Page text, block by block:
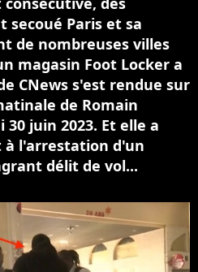
secoué Paris et sa
de nombreuses villes
magasin Foot Locker a
CNews s'est rendue sur
de Romain
juin 2023. Et elle a
à l'arrestation d'un
délit de vol...